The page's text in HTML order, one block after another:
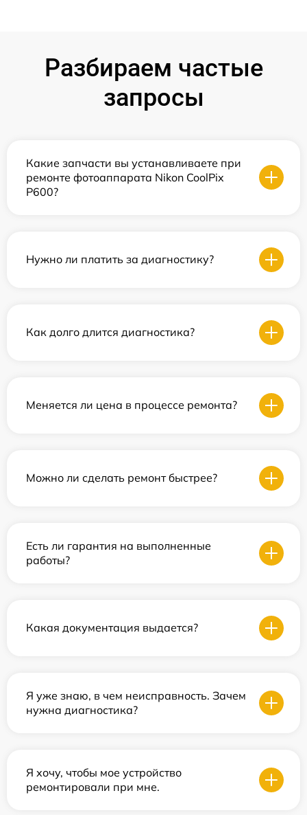
Разбираем частые
запросы
Какие запчасти вы устанавливаете при
ремонте фотоаппарата Nikon CoolPix
P600?
Нужно ли платить за диагностику?
Как долго длится диагностика?
Меняется ли цена в процессе ремонта?
Можно ли сделать ремонт быстрее?
Есть ли гарантия на выполненные
работы?
Какая документация выдается?
Я уже знаю, в чем неисправность. Зачем
нужна диагностика?
Я хочу, чтобы мое устройство
ремонтировали при мне.